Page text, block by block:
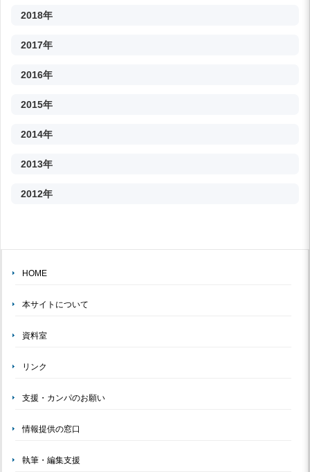
2018年
2017年
2016年
2015年
2014年
2013年
2012年
HOME
本サイトについて
資料室
リンク
支援・カンパのお願い
情報提供の窓口
執筆・編集支援